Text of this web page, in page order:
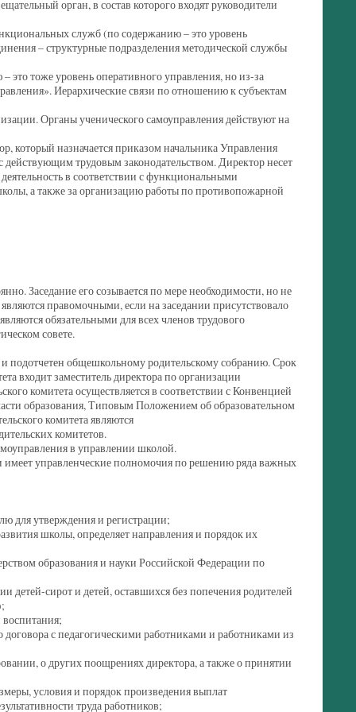
орган, в состав которого входят руководители
служб (по содержанию – это уровень
– структурные подразделения методической службы
тоже уровень оперативного управления, но из-за
Иерархические связи по отношению к субъектам
Органы ученического самоуправления действуют на
который назначается приказом начальника Управления
трудовым законодательством. Директор несет
в соответствии с функциональными
а также за организацию работы по противопожарной
Заседание его созывается по мере необходимости, но не
правомочными, если на заседании присутствовало
обязательными для всех членов трудового
совете.
и подотчетен общешкольному родительскому собранию. Срок
входит заместитель директора по организации
комитета осуществляется в соответствии с Конвенцией
образования, Типовым Положением об образовательном
комитета являются
комитетов.
в управлении школой.
управленческие полномочия по решению ряда важных
для утверждения и регистрации;
школы, определяет направления и порядок их
образования и науки Российской Федерации по
сирот и детей, оставшихся без попечения родителей
с педагогическими работниками и работниками из
о других поощрениях директора, а также о принятии
условия и порядок произведения выплат
труда работников;